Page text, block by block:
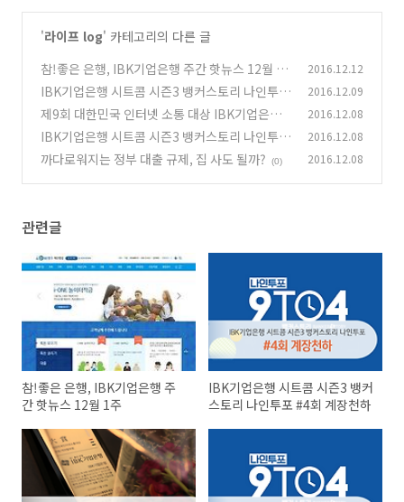
'라이프 log' 카테고리의 다른 글
참!좋은 은행, IBK기업은행 주간 핫뉴스 12월 1
주
(0)
2016.12.12
IBK기업은행 시트콤 시즌3 뱅커스토리 나인투포
#4회 계장천하
(0)
2016.12.09
제9회 대한민국 인터넷 소통 대상 IBK기업은행
은행/캐피탈 부문 대상 수상
(0)
2016.12.08
IBK기업은행 시트콤 시즌3 뱅커스토리 나인투포
#3회 이런, 시재!
(0)
2016.12.08
까다로워지는 정부 대출 규제, 집 사도 될까? (0) 2016.12.08
관련글
참!좋은 은행, IBK기업은행 주
간 핫뉴스 12월 1주
IBK기업은행 시트콤 시즌3 뱅커
스토리 나인투포 #4회 계장천하